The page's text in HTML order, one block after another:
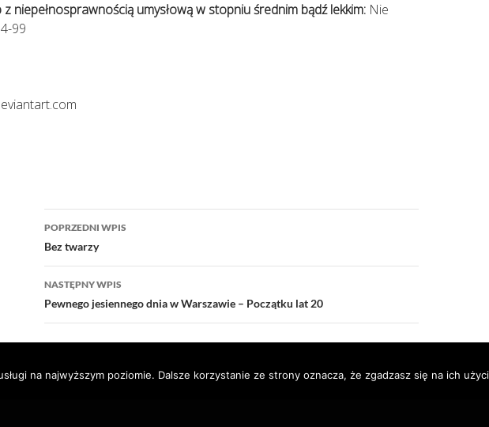
niepełnosprawnością umysłową w stopniu średnim bądź lekkim: Nie
99
Nawigacja
wpisu
POPRZEDNI WPIS
Bez twarzy
NASTĘPNY WPIS
Pewnego jesiennego dnia w Warszawie – Początku lat 20
na najwyższym poziomie. Dalsze korzystanie ze strony oznacza, że zgadzasz się na ich